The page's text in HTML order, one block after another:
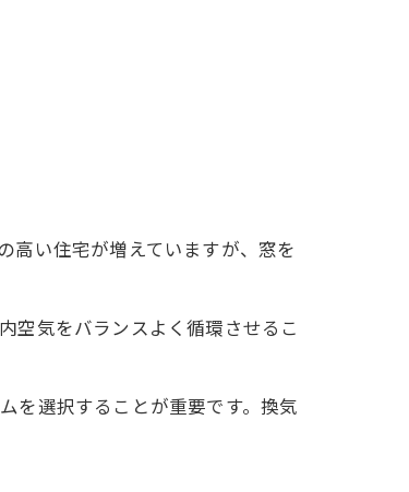
高い住宅が増えていますが、窓を
空気をバランスよく循環させるこ
を選択することが重要です。換気